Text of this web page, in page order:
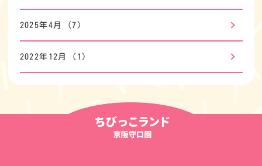
2025年4月 (7)
2022年12月 (1)